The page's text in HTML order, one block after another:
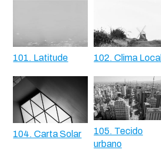
101. Latitude 102. Clima Local
104. Carta Solar
105. Tecido
urbano